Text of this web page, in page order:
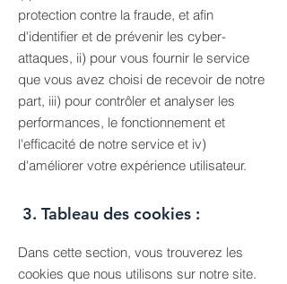
protection contre la fraude, et afin
d'identifier et de prévenir les cyber-
attaques, ii) pour vous fournir le service
que vous avez choisi de recevoir de notre
part, iii) pour contrôler et analyser les
performances, le fonctionnement et
l'efficacité de notre service et iv)
d'améliorer votre expérience utilisateur.
3. Tableau des cookies :
Dans cette section, vous trouverez les
cookies que nous utilisons sur notre site.